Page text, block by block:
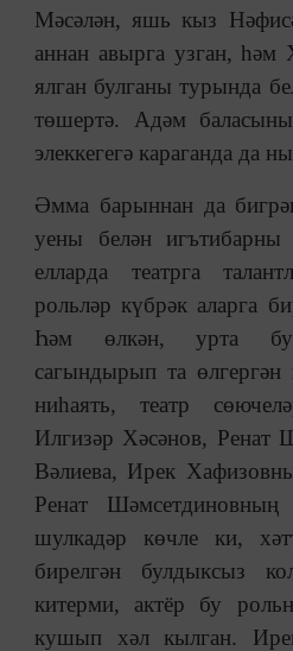
Мәсәлән, яшь кыз
аннан авырга узган,
ялган булганы турында
төшертә. Адәм
элеккегегә караганда да
Әмма барыннан да
уены белән
елларда театрга
рольләр күбрәк аларга
Һәм өлкән, урта
сагындырып та өлгергән
ниһаять, театр
Илгизәр Хәсәнов, Ренат
Вәлиева, Ирек
Ренат Шәмсетдиновның
шулкадәр көчле ки,
бирелгән булдыксыз
китерми, актёр бу
кушып хәл кылган.